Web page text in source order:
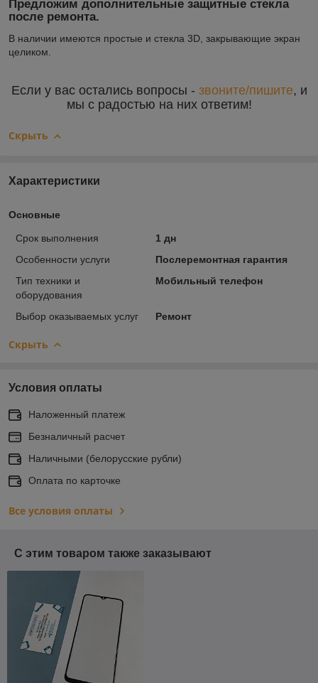
Предложим дополнительные защитные стекла
после ремонта.
В наличии имеются простые и стекла 3D, закрывающие экран
целиком.
Если у вас остались вопросы - звоните/пишите, и
мы с радостью на них ответим!
Скрыть
Характеристики
Основные
Срок выполнения
1 дн
Особенности услуги
Послеремонтная гарантия
Тип техники и
оборудования
Мобильный телефон
Выбор оказываемых услуг Ремонт
Скрыть
Условия оплаты
Наложенный платеж
Безналичный расчет
Наличными (белорусские рубли)
Оплата по карточке
Все условия оплаты
С этим товаром также заказывают